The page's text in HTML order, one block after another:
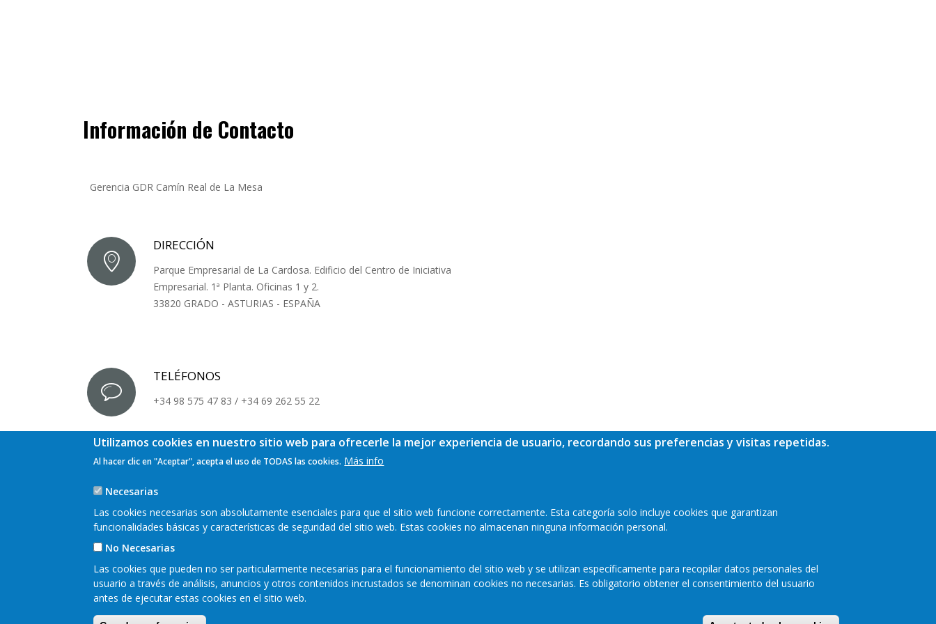
Información de Contacto
Gerencia GDR Camín Real de La Mesa
DIRECCIÓN
Parque Empresarial de La Cardosa. Edificio del Centro de Iniciativa
Empresarial. 1ª Planta. Oficinas 1 y 2.
33820 GRADO - ASTURIAS - ESPAÑA
TELÉFONOS
+34 98 575 47 83 / +34 69 262 55 22
Cookies Accesibilidad
Utilizamos cookies en nuestro sitio web para ofrecerle la mejor experiencia de usuario, recordando sus preferencias y visitas repetidas.
Al hacer clic en "Aceptar", acepta el uso de TODAS las cookies. Más info
Necesarias
Las cookies necesarias son absolutamente esenciales para que el sitio web funcione correctamente. Esta categoría solo incluye cookies que garantizan
funcionalidades básicas y características de seguridad del sitio web. Estas cookies no almacenan ninguna información personal.
No Necesarias
Las cookies que pueden no ser particularmente necesarias para el funcionamiento del sitio web y se utilizan específicamente para recopilar datos personales del
usuario a través de análisis, anuncios y otros contenidos incrustados se denominan cookies no necesarias. Es obligatorio obtener el consentimiento del usuario
antes de ejecutar estas cookies en el sitio web.